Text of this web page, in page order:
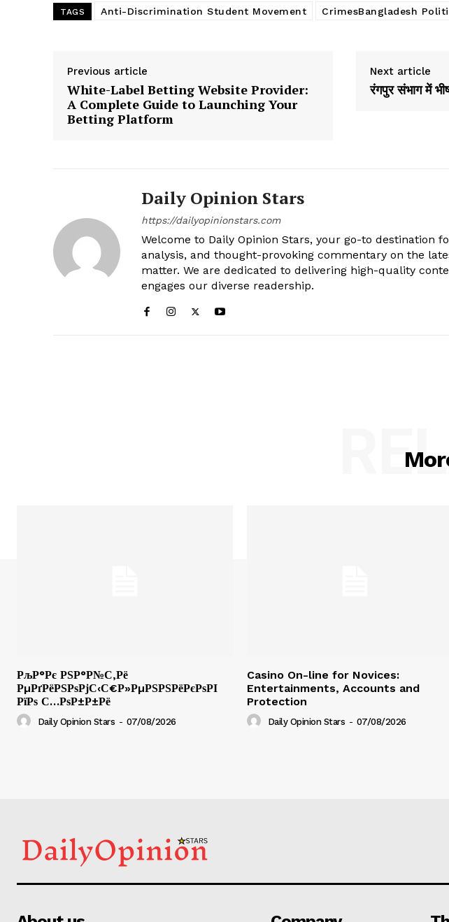
TAGS Anti-Discrimination Student Movement CrimesBangladesh
Previous article
White-Label Betting Website Provider:
A Complete Guide to Launching Your
Betting Platform
Next article
रंगपुर संभाग में
Daily Opinion Stars
https://dailyopinionstars.com
Welcome to Daily Opinion Stars, your go-to destination
analysis, and thought-provoking commentary on the
matter. We are dedicated to delivering high-quality
engages our diverse readership.
РљР°Рє РЅР°Р№С‚Рё
РµРґРёРЅРѕРјС‹С€Р»РµРЅРЅРёРєРѕРІ
РїРѕ С…РѕР±Р±Рё
Daily Opinion Stars - 07/08/2026
Casino On-line for Novices:
Entertainments, Accounts and
Protection
Daily Opinion Stars - 07/08/2026